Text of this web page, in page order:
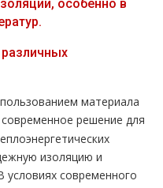
особенно в
материала
решение для
изоляцию и
современного